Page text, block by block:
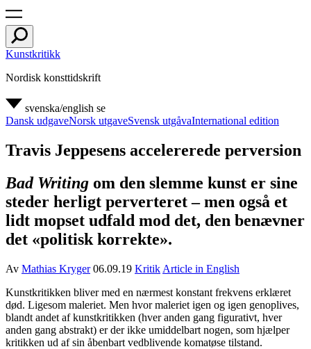
Kunstkritikk
Nordisk konsttidskrift
svenska/english se
Dansk udgaveNorsk utgaveSvensk utgåvaInternational edition
Travis Jeppesens accelererede perversion
Bad Writing om den slemme kunst er sine
steder herligt perverteret – men også et
lidt mopset udfald mod det, den benævner
det «politisk korrekte».
Av Mathias Kryger 06.09.19 Kritik Article in English
Kunstkritikken bliver med en nærmest konstant frekvens erklæret
død. Ligesom maleriet. Men hvor maleriet igen og igen genoplives,
blandt andet af kunstkritikken (hver anden gang figurativt, hver
anden gang abstrakt) er der ikke umiddelbart nogen, som hjælper
kritikken ud af sin åbenbart vedblivende komatøse tilstand.